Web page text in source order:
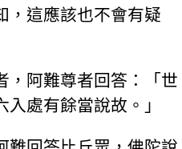
，這應該也不會有疑
，阿難尊者回答：「世
處有餘當說故。」